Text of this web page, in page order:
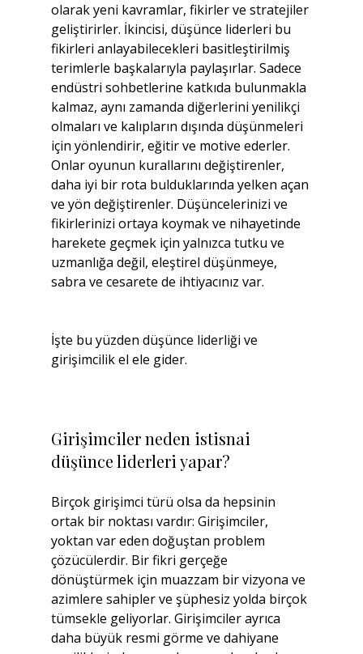
olarak yeni kavramlar, fikirler ve stratejiler
geliştirirler. İkincisi, düşünce liderleri bu
fikirleri anlayabilecekleri basitleştirilmiş
terimlerle başkalarıyla paylaşırlar. Sadece
endüstri sohbetlerine katkıda bulunmakla
kalmaz, aynı zamanda diğerlerini yenilikçi
olmaları ve kalıpların dışında düşünmeleri
için yönlendirir, eğitir ve motive ederler.
Onlar oyunun kurallarını değiştirenler,
daha iyi bir rota bulduklarında yelken açan
ve yön değiştirenler. Düşüncelerinizi ve
fikirlerinizi ortaya koymak ve nihayetinde
harekete geçmek için yalnızca tutku ve
uzmanlığa değil, eleştirel düşünmeye,
sabra ve cesarete de ihtiyacınız var.
İşte bu yüzden düşünce liderliği ve
girişimcilik el ele gider.
Girişimciler neden istisnai
düşünce liderleri yapar?
Birçok girişimci türü olsa da hepsinin
ortak bir noktası vardır: Girişimciler,
yoktan var eden doğuştan problem
çözücülerdir. Bir fikri gerçeğe
dönüştürmek için muazzam bir vizyona ve
azimlere sahipler ve şüphesiz yolda birçok
tümsekle geliyorlar. Girişimciler ayrıca
daha büyük resmi görme ve dahiyane